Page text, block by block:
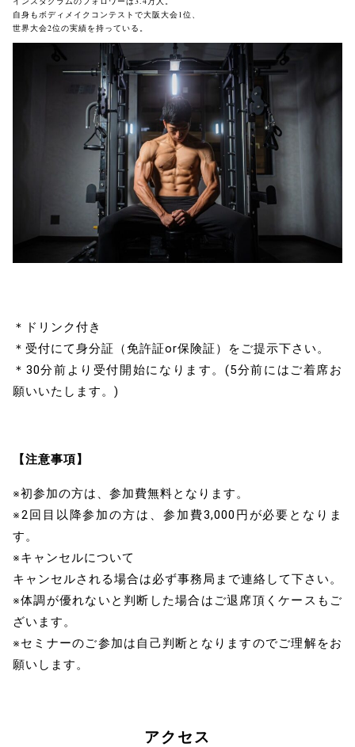
自身もボディメイクコンテストで大阪大会1位、
世界大会2位の実績を持っている。
＊ドリンク付き
＊受付にて身分証（免許証or保険証）をご提示下さい。
＊30分前より受付開始になります。(5分前にはご着席お
願いいたします。)
【注意事項】
※初参加の方は、参加費無料となります。
※2回目以降参加の方は、参加費3,000円が必要となりま
す。
※キャンセルについて
キャンセルされる場合は必ず事務局まで連絡して下さい。
※体調が優れないと判断した場合はご退席頂くケースもご
ざいます。
※セミナーのご参加は自己判断となりますのでご理解をお
願いします。
アクセス